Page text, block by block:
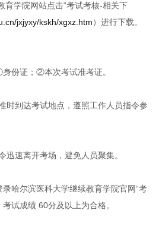
育学院网站点击“考试考核-相关下
jxjyxy/kskh/xgxz.htm）进行下载。
份证；②本次考试准考证。
时到达考试地点，遵照工作人员指令参
迅速离开考场，避免人员聚集。
哈尔滨医科大学继续教育学院官网“考
试成绩 60分及以上为合格。